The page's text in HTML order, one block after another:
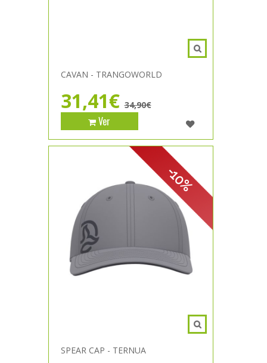
CAVAN - TRANGOWORLD
31,41€ 34,90€
Ver
-10%
SPEAR CAP - TERNUA